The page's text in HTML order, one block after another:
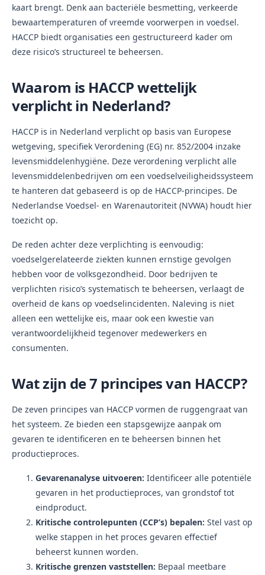
kaart brengt. Denk aan bacteriële besmetting, verkeerde
bewaartemperaturen of vreemde voorwerpen in voedsel.
HACCP biedt organisaties een gestructureerd kader om
deze risico’s structureel te beheersen.
Waarom is HACCP wettelijk
verplicht in Nederland?
HACCP is in Nederland verplicht op basis van Europese
wetgeving, specifiek Verordening (EG) nr. 852/2004 inzake
levensmiddelenhygiëne. Deze verordening verplicht alle
levensmiddelenbedrijven om een voedselveiligheidssysteem
te hanteren dat gebaseerd is op de HACCP-principes. De
Nederlandse Voedsel- en Warenautoriteit (NVWA) houdt hier
toezicht op.
De reden achter deze verplichting is eenvoudig:
voedselgerelateerde ziekten kunnen ernstige gevolgen
hebben voor de volksgezondheid. Door bedrijven te
verplichten risico’s systematisch te beheersen, verlaagt de
overheid de kans op voedselincidenten. Naleving is niet
alleen een wettelijke eis, maar ook een kwestie van
verantwoordelijkheid tegenover medewerkers en
consumenten.
Wat zijn de 7 principes van HACCP?
De zeven principes van HACCP vormen de ruggengraat van
het systeem. Ze bieden een stapsgewijze aanpak om
gevaren te identificeren en te beheersen binnen het
productieproces.
Gevarenanalyse uitvoeren: Identificeer alle potentiële
gevaren in het productieproces, van grondstof tot
eindproduct.
Kritische controlepunten (CCP’s) bepalen: Stel vast op
welke stappen in het proces gevaren effectief
beheerst kunnen worden.
Kritische grenzen vaststellen: Bepaal meetbare